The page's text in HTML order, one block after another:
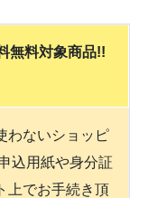
無料対象商品!!
わないショッピ
込用紙や身分証
上でお手続き頂